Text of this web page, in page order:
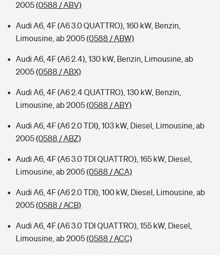
2005(0588 / ABV)
Audi A6, 4F (A6 3.0 QUATTRO), 160 kW, Benzin,
Limousine, ab 2005(0588 / ABW)
Audi A6, 4F (A6 2.4), 130 kW, Benzin, Limousine, ab
2005(0588 / ABX)
Audi A6, 4F (A6 2.4 QUATTRO), 130 kW, Benzin,
Limousine, ab 2005(0588 / ABY)
Audi A6, 4F (A6 2.0 TDI), 103 kW, Diesel, Limousine, ab
2005(0588 / ABZ)
Audi A6, 4F (A6 3.0 TDI QUATTRO), 165 kW, Diesel,
Limousine, ab 2005(0588 / ACA)
Audi A6, 4F (A6 2.0 TDI), 100 kW, Diesel, Limousine, ab
2005(0588 / ACB)
Audi A6, 4F (A6 3.0 TDI QUATTRO), 155 kW, Diesel,
Limousine, ab 2005(0588 / ACC)